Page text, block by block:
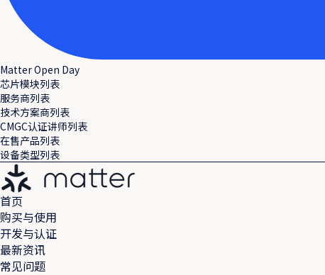
Matter Open Day
芯片模块列表
服务商列表
技术方案商列表
CMGC认证讲师列表
在售产品列表
设备类型列表
首页
购买与使用
开发与认证
最新资讯
常见问题